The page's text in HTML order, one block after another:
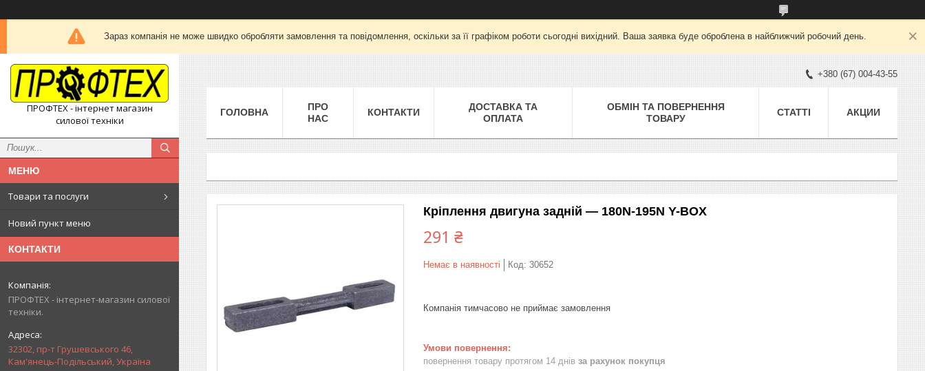
Зараз компанія не може швидко обробляти замовлення та повідомлення, оскільки за її графіком роботи сьогодні вихідний. Ваша заявка буде оброблена в найближчий робочий день.
ПРОФТЕХ - інтернет магазин
силової техніки
Товари та послуги
Новий пункт меню
КОНТАКТИ
ПРОФТЕХ - інтернет-магазин силової
техніки.
32302, пр-т Грушевського 46,
Кам'янець-Подільський, Україна
+380 (67) 004-43-55
ГОЛОВНА
ПРО
НАС
КОНТАКТИ
ДОСТАВКА ТА
ОПЛАТА
ОБМІН ТА ПОВЕРНЕННЯ
ТОВАРУ
СТАТТІ АКЦИИ
Кріплення двигуна задній — 180N-195N Y-BOX
291 ₴
Немає в наявності Код: 30652
Компанія тимчасово не приймає замовлення
повернення товару протягом 14 днів за рахунок покупця